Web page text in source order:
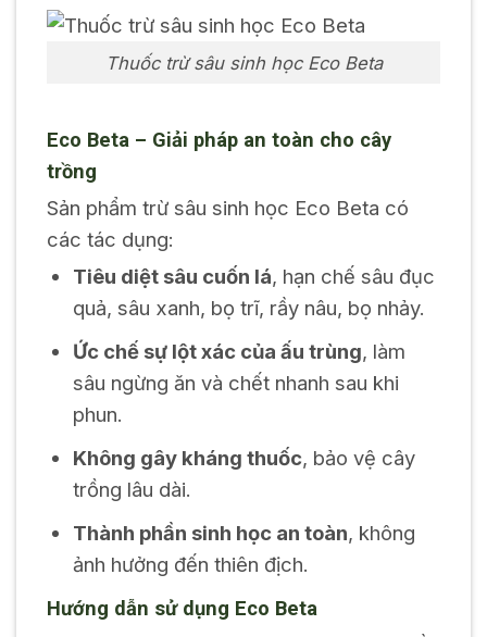
Thuốc trừ sâu sinh học Eco Beta
Eco Beta – Giải pháp an toàn cho cây
trồng
Sản phẩm trừ sâu sinh học Eco Beta có
các tác dụng:
Tiêu diệt sâu cuốn lá, hạn chế sâu đục
quả, sâu xanh, bọ trĩ, rầy nâu, bọ nhảy.
Ức chế sự lột xác của ấu trùng, làm
sâu ngừng ăn và chết nhanh sau khi
phun.
Không gây kháng thuốc, bảo vệ cây
trồng lâu dài.
Thành phần sinh học an toàn, không
ảnh hưởng đến thiên địch.
Hướng dẫn sử dụng Eco Beta